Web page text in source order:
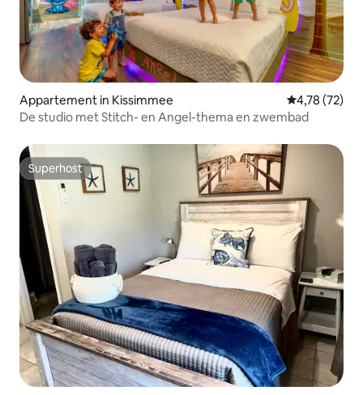
Appartement in Kissimmee Gemiddelde
4,78 (72)
De studio met Stitch- en Angel-thema en zwembad
Superhost
Superhost